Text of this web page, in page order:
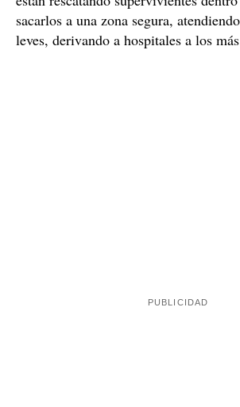
sacarlos a una zona segura,
leves, derivando a hospitales a los